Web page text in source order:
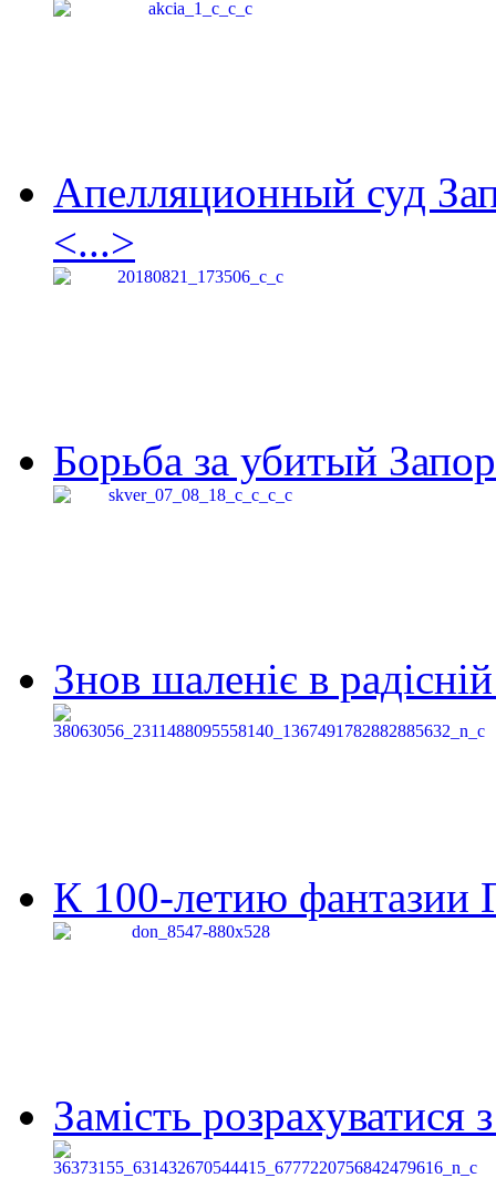
Апелляционный суд
<...>
Борьба за убитый
Знов шаленіє в
К 100-летию фантазии
Замість